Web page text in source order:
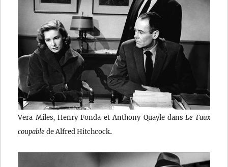
Vera Miles, Henry Fonda et Anthony Quayle dans Le Faux
coupablede Alfred Hitchcock.